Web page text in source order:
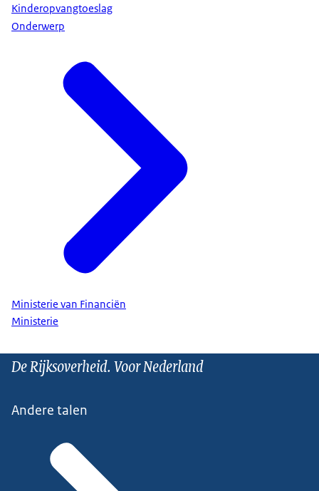
Kinderopvangtoeslag
Onderwerp
Ministerie van Financiën
Ministerie
De Rijksoverheid. Voor Nederland
Andere talen